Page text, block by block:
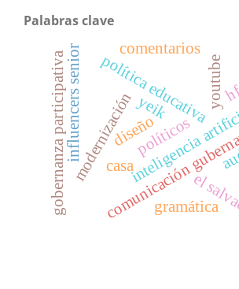
Palabras clave
inteligencia
modernizacióncomunicación
política educativa
el
casa
yeik youtube
comentarios
influencers senior
gobernanza participativa políticos
gramática
diseño